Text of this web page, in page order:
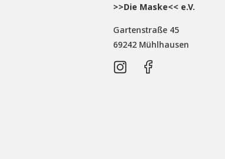
>>Die Maske<< e.V.
Gartenstraße 45
69242 Mühlhausen